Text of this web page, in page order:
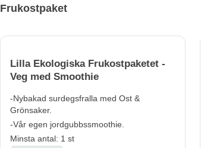
Frukostpaket
Lilla Ekologiska Frukostpaketet -
Veg med Smoothie
-Nybakad surdegsfralla med Ost &
Grönsaker.
-Vår egen jordgubbssmoothie.
Minsta antal: 1 st